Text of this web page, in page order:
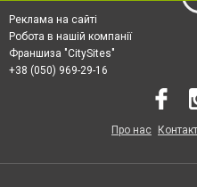
Реклама на сайті
Робота в нашій компанії
Франшиза "CitySites"
+38 (050) 969-29-16
Про нас